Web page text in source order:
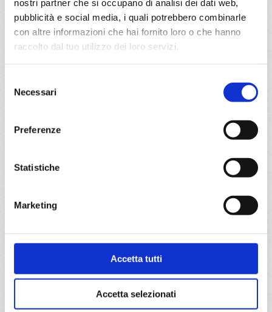
nostri partner che si occupano di analisi dei dati web,
pubblicità e social media, i quali potrebbero combinarle
con altre informazioni che hai fornito loro o che hanno
raccolto dal tuo utilizzo dei loro servizi.
delNecessari
Preferenze
Statistiche
Marketing
Accetta tutti
Accetta selezionati
Mediterraneo 8 giorni
Palermo, La Goulette, Barcellona, Marsiglia, Savona,
Napoli, Palermo
7 giorni
La Spezia, Civitavecchia, Salerno, Catania, La Seyne,